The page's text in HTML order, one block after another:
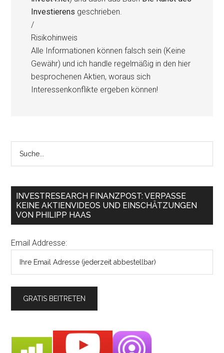
Investierens geschrieben.
/
Risikohinweis
Alle Informationen können falsch sein (Keine
Gewähr) und ich handle regelmäßig in den hier
besprochenen Aktien, woraus sich
Interessenkonflikte ergeben können!
INVESTRESEARCH FINANZPOST: VERPASSE
KEINE AKTIENVIDEOS UND EINSCHÄTZUNGEN
VON PHILIPP HAAS
Email Addresse: